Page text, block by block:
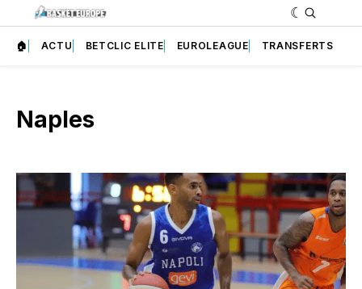
🏠 ACTU BETCLIC ELITE EUROLEAGUE TRANSFERTS
Naples